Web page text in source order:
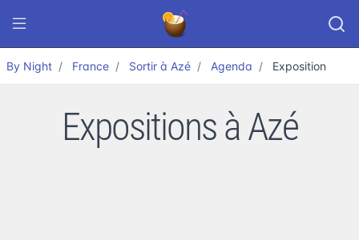
By Night France Sortir à Azé Agenda Exposition
Expositions à Azé